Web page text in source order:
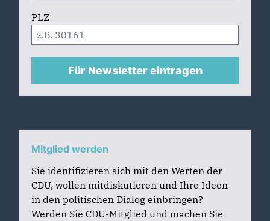
PLZ
Für Newsletter eintragen
Mitglied werden
Sie identifizieren sich mit den Werten der
CDU, wollen mitdiskutieren und Ihre Ideen
in den politischen Dialog einbringen?
Werden Sie CDU-Mitglied und machen Sie